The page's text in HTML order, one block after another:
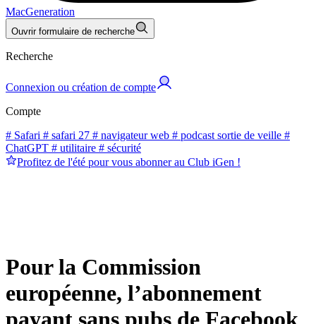
MacGeneration
Ouvrir formulaire de recherche
Recherche
Connexion ou création de compte
Compte
# Safari # safari 27 # navigateur web # podcast sortie de veille #
ChatGPT # utilitaire # sécurité
Profitez de l'été pour vous abonner au Club iGen !
Pour la Commission
européenne, l’abonnement